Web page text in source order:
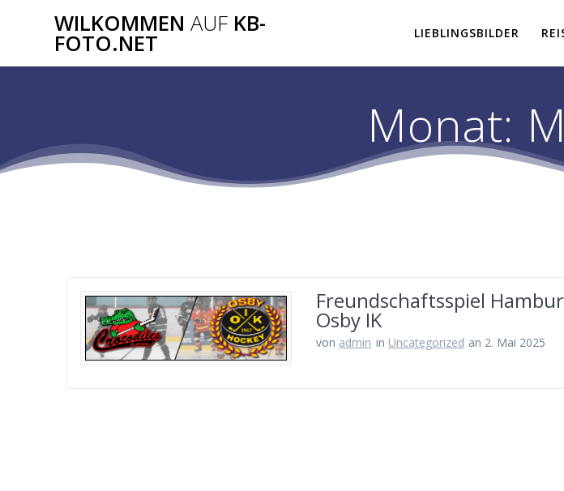
WILKOMMEN AUF KB-
FOTO.NET LIEBLINGSBILDER
Monat:
Freundschaftsspiel
Osby IK
von admin in Uncategorized an 2. Mai 2025